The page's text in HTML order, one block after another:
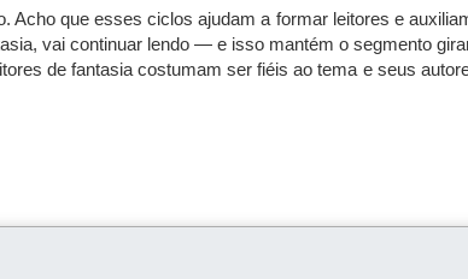
que esses ciclos ajudam a formar leitores e
vai continuar lendo — e isso mantém o segmento
de fantasia costumam ser fiéis ao tema e seus